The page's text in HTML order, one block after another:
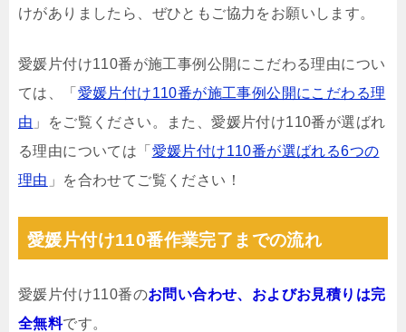
けがありましたら、ぜひともご協力をお願いします。
愛媛片付け110番が施工事例公開にこだわる理由につい
ては、「 愛媛片付け110番が施工事例公開にこだわる理
由 」をご覧ください。また、愛媛片付け110番が選ばれ
る理由については「 愛媛片付け110番が選ばれる6つの
理由 」を合わせてご覧ください！
愛媛片付け110番作業完了までの流れ
愛媛片付け110番のお問い合わせ、およびお見積りは完
全無料です。